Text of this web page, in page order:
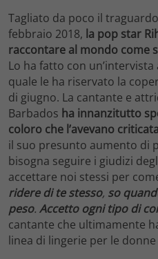
Tagliato da poco il
febbraio 2018, la pop star
raccontare al mondo come
Lo ha fatto con
quale le ha riservato la
di giugno. La cantante e
Barbados ha innanzitutto
coloro che l’avevano
il suo presunto aumento di
bisogna seguire i giudizi
accettare noi stessi per
ridere di te stesso, so
peso. Accetto ogni tipo di
cantante che ultimamente
linea di lingerie per le